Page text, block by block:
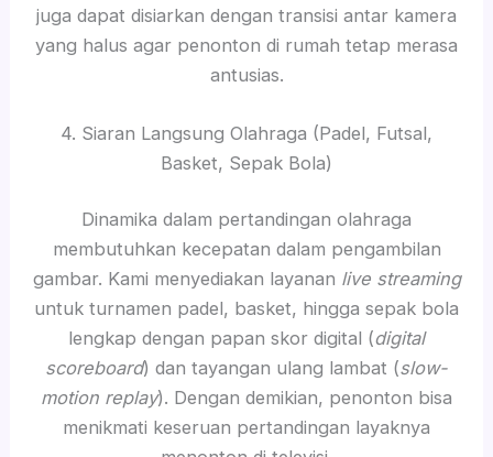
juga dapat disiarkan dengan transisi antar kamera
yang halus agar penonton di rumah tetap merasa
antusias.
4. Siaran Langsung Olahraga (Padel, Futsal,
Basket, Sepak Bola)
Dinamika dalam pertandingan olahraga
membutuhkan kecepatan dalam pengambilan
gambar. Kami menyediakan layanan live streaming
untuk turnamen padel, basket, hingga sepak bola
lengkap dengan papan skor digital (digital
scoreboard) dan tayangan ulang lambat (slow-
motion replay). Dengan demikian, penonton bisa
menikmati keseruan pertandingan layaknya